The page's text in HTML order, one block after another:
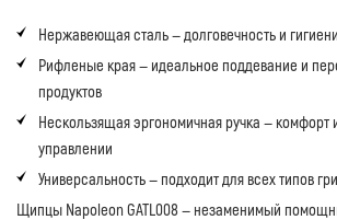
Нержавеющая сталь — долговечность и
Рифленые края — идеальное поддевание и
продуктов
Нескользящая эргономичная ручка — комфорт
управлении
Универсальность — подходит для всех типов
Щипцы Napoleon GATL008 — незаменимый